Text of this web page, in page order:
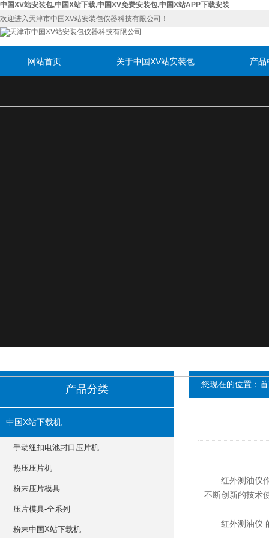
中国XV站安装包,中国X站下载,中国XV免费安装包,中国X站APP下载安装
欢迎进入天津市中国XV站安装包仪器科技有限公司！
网站首页 关于中国XV站安装包 产品
产品分类
中国X站下载机
手动纽扣电池封口压片机
热压压片机
粉末压片模具
压片模具-全系列
粉末中国X站下载机
您现在的位置：
红外测油仪作为
不断创新的技术
红外测油仪 的优